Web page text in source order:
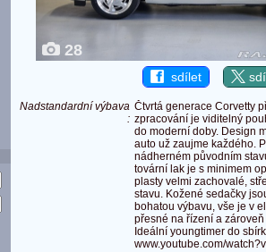
28
sdílet
Nadstandardní výbava
:
Čtvrtá generace Corvetty
zpracování je viditelný
do moderní doby. Design
auto už zaujme každého.
nádherném původním
tovární lak je s minimem
plasty velmi zachovalé,
stavu. Kožené sedačky
bohatou výbavu, vše je v
přesné na řízení a
Ideální youngtimer do
www.youtube.com/